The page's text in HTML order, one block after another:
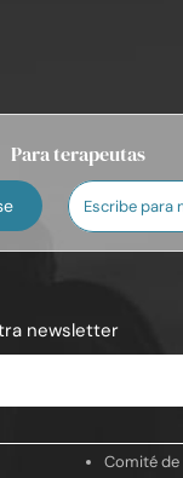
Para terapeutas
Escribe para
newsletter
Comité